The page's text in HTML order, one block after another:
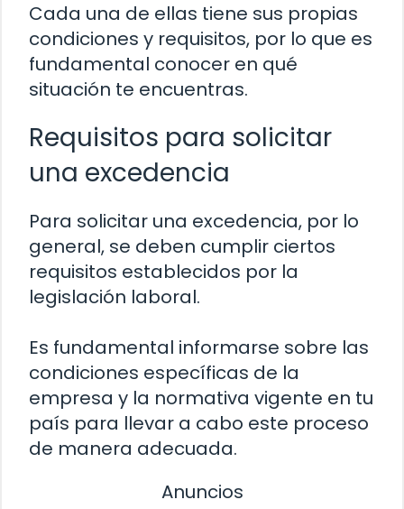
Cada una de ellas tiene sus propias
condiciones y requisitos, por lo que es
fundamental conocer en qué
situación te encuentras.
Requisitos para solicitar
una excedencia
Para solicitar una excedencia, por lo
general, se deben cumplir ciertos
requisitos establecidos por la
legislación laboral.
Es fundamental informarse sobre las
condiciones específicas de la
empresa y la normativa vigente en tu
país para llevar a cabo este proceso
de manera adecuada.
Anuncios